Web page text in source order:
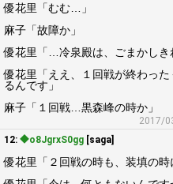
優花里「むむ…」
麻子「故障か」
優花里「…冷泉殿は、ごまかしき
優花里「ええ、１回戦が終わっ
るんです」
麻子「１回戦…黒森峰の時か」
2017/
12: ◆o8JgrxS0gg [saga]
優花里「２回戦の時も、装填の時